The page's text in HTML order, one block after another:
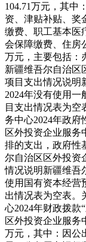
104.71万元，其中：
资、津贴补贴、奖
缴费、职工基本医
会保障缴费、住房
万元，主要包括：
新疆维吾尔自治区
项目支出情况说明
2024年没有使用
目支出情况表为空
务中心2024年政府
区外投资企业服务
排的支出，政府性
尔自治区区外投资
情况说明新疆维吾
使用国有资本经营
出情况表为空表。
心2024年财政拨款
区外投资企业服务
万元，其中：因公